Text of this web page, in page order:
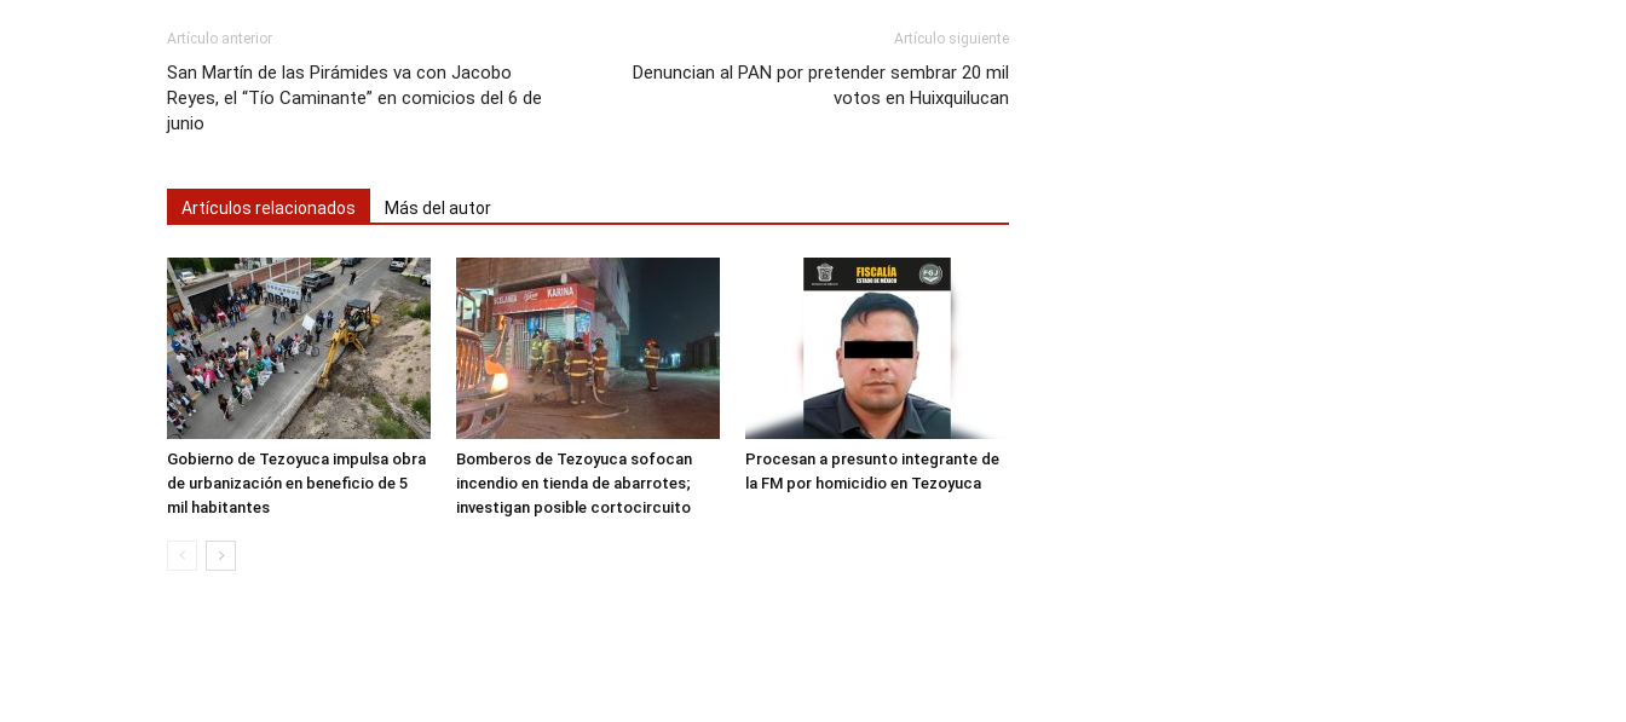
Artículo anterior
San Martín de las Pirámides va con Jacobo
Reyes, el “Tío Caminante” en comicios del 6 de
junio
Artículo siguiente
Denuncian al PAN por pretender sembrar 20 mil
votos en Huixquilucan
Artículos relacionados Más del autor
Gobierno de Tezoyuca impulsa obra
de urbanización en beneficio de 5
mil habitantes
Bomberos de Tezoyuca sofocan
incendio en tienda de abarrotes;
investigan posible cortocircuito
Procesan a presunto integrante de
la FM por homicidio en Tezoyuca